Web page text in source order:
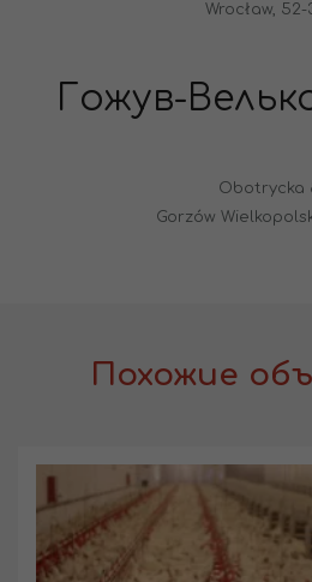
Wrocław, 52-
Гожув-
Obotrycka
Gorzów
Похожие